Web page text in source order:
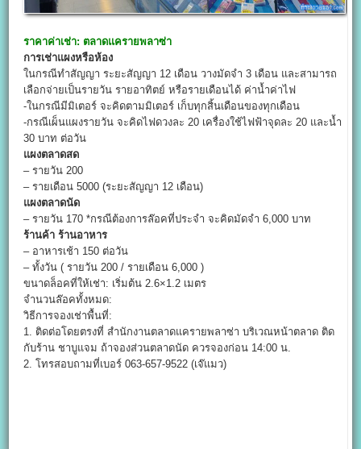
ราคาค่าเช่า: ตลาดแครายพลาซ่า
การเช่าแผงหรือห้อง
ในกรณีทำสัญญา ระยะสัญญา 12 เดือน วางมัดจำ 3 เดือน และสามารถ
เลือกจ่ายเป็นรายวัน รายอาทิตย์ หรือรายเดือนได้ ค่าน้ำค่าไฟ
-ในกรณีมีมิเตอร์ จะคิดตามมิเตอร์ เก็บทุกสิ้นเดือนของทุกเดือน
-กรณีเผ็นแผงรายวัน จะคิดไฟดวงละ 20 เครื่องใช้ไฟฟ้าจุดละ 20 และน้ำ
30 บาท ต่อวัน
แผงตลาดสด
– รายวัน 200
– รายเดือน 5000 (ระยะสัญญา 12 เดือน)
แผงตลาดนัด
– รายวัน 170 *กรณีต้องการล๊อคที่ประจำ จะคิดมัดจำ 6,000 บาท
ร้านค้า ร้านอาหาร
– อาหารเช้า 150 ต่อวัน
– ทั้งวัน ( รายวัน 200 / รายเดือน 6,000 )
ขนาดล็อคที่ให้เช่า: เริ่มต้น 2.6×1.2 เมตร
จำนวนล๊อคทั้งหมด:
วิธีการจองเช่าพื้นที่:
1. ติดต่อโดยตรงที่ สำนักงานตลาดแครายพลาซ่า บริเวณหน้าตลาด ติด
กับร้าน ชาบูแจม ถ้าจองส่วนตลาดนัด ควรจองก่อน 14:00 น.
2. โทรสอบถามที่เบอร์ 063-657-9522 (เจ๊แมว)